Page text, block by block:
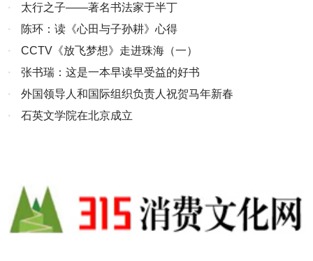
·
太行之子——著名书法家于半丁
·
陈环：读《心田与子孙耕》心得
·
CCTV《放飞梦想》走进珠海（一）
·
张书瑞：这是一本早读早受益的好书
·
外国领导人和国际组织负责人祝贺马年新春
·
石英文学院在北京成立
力做到“实现客户利益最大化，创造互利共赢新篇章”的经营宗旨。 飞
天的创意在于充分的市场调研和准确的广告策略定位，集思广益，确
定最佳创意，以专业影音语言，将广告信息视觉化和作品传播效果极
专业的影视广告营销理念为客户提升卓越的品牌价值。 随着全球经济
一体化，公司也涉及文化活动的组织策划及企业管理咨询，专注于对
为中国中小民营企业的发展壮大作出过杰出贡献的专家、学者、教授
天文化的宗旨：实现客户利益最大化，创造互利共赢新篇章 飞天，胸
怀“飞天纳百川”的万丈豪情，努力实现“勤奋创辉煌”的美好愿景！ 我
们尊重创意，我们重视艺术与商业的有机结合。 我们打造品牌，我们